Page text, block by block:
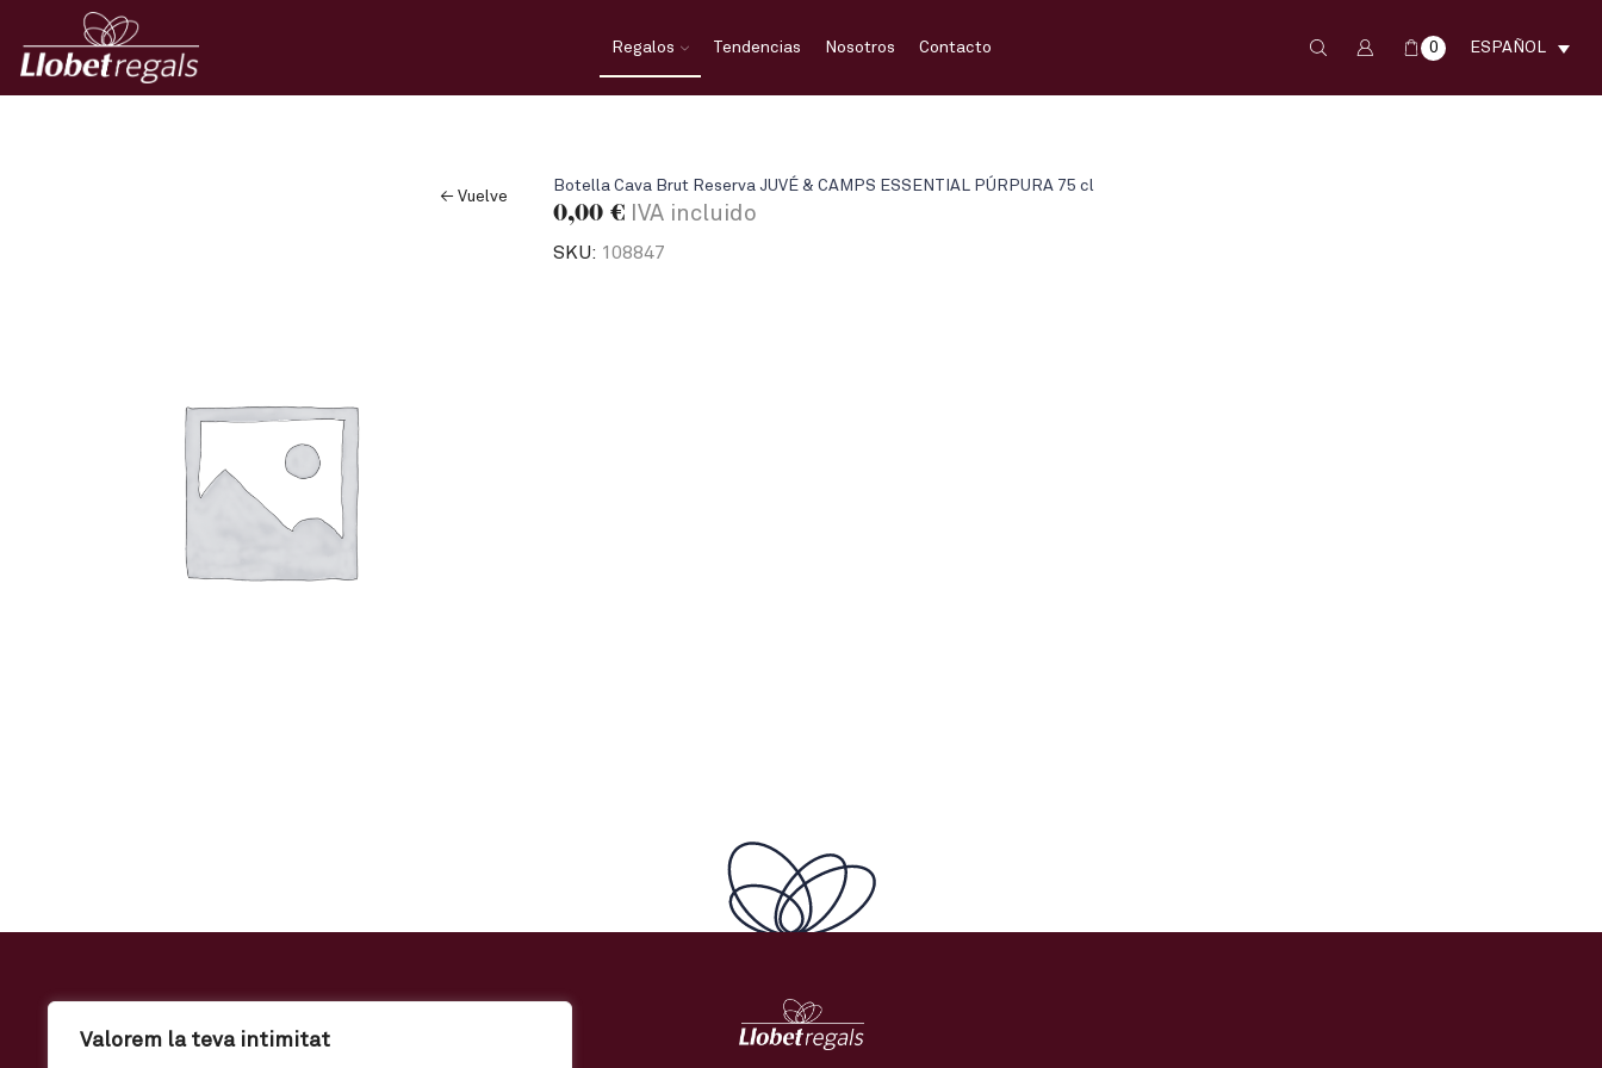
Valorem la teva intimitat
Regalos Tendencias Nosotros Contacto 0 ESPAÑOL
← Vuelve
Botella Cava Brut Reserva JUVÉ & CAMPS ESSENTIAL PÚRPURA 75 cl
0,00 €IVA incluido
SKU: 108847